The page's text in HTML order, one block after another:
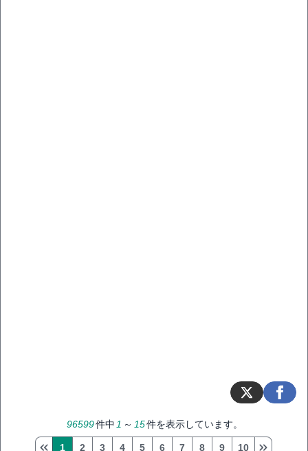
96599件中 1 ～ 15件を表示しています。
1 2 3 4 5 6 7 8 9 10